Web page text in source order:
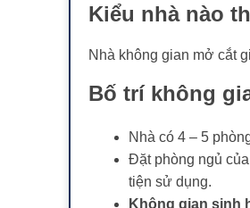
Kiểu nhà nào
Nhà không gian mở cắt
Bố trí không
Nhà có 4 – 5
Đặt phòng ngủ
tiện sử dụng.
Không gian sinh